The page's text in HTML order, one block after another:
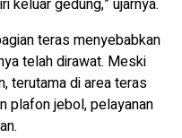
keluar gedung,” ujarnya.
teras menyebabkan
telah dirawat. Meski
terutama di area teras
plafon jebol, pelayanan